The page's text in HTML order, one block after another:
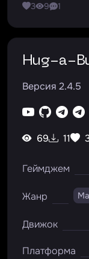
3 9 1
Hug-a-
Версия 2.4.5
69 11
Геймджем
Жанр
Движок
Платформа